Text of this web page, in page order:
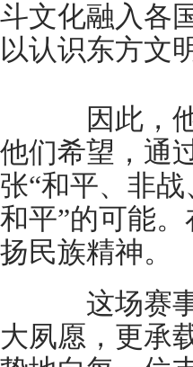
斗文化融入各
以认识东方文
因此，他
他们希望，通
张“和平、非
和平”的可能
扬民族精神。
这场赛事
大夙愿，更承